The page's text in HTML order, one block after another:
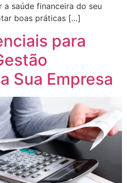
saúde financeira do seu
boas práticas […]
para
Sua Empresa